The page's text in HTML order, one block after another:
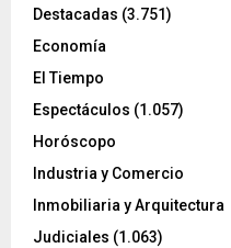
Destacadas (3.751)
Economía
El Tiempo
Espectáculos (1.057)
Horóscopo
Industria y Comercio
Inmobiliaria y Arquitectura
Judiciales (1.063)